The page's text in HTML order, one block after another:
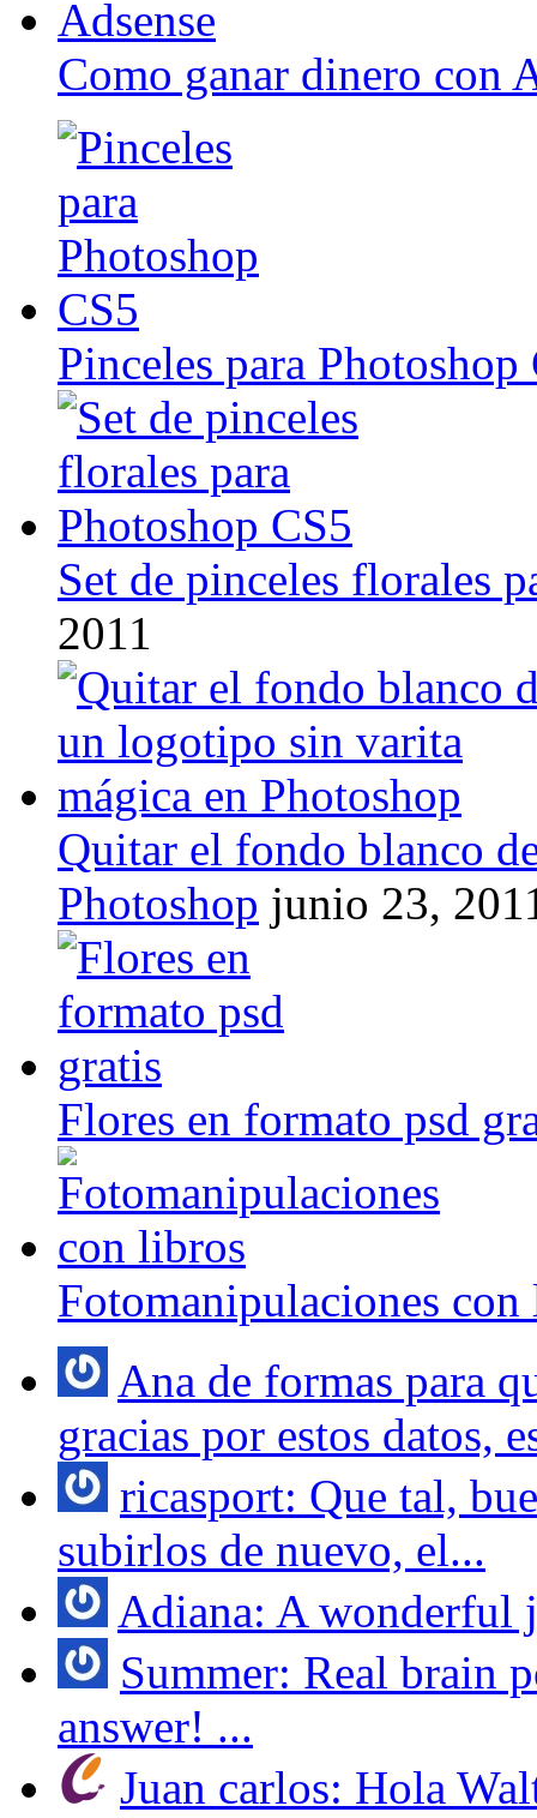
Como ganar dinero con
Pinceles para Photoshop
Set de pinceles florales
2011
Quitar el fondo blanco
Photoshop junio 23,
Flores en formato psd
Fotomanipulaciones
Ana de formas para
gracias por estos datos,
ricasport: Que tal,
subirlos de nuevo, el...
Adiana: A wonderful
Summer: Real brain
answer! ...
Juan carlos: Hola